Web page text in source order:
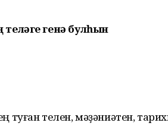
теләгегенә булһын
туған телен, мәҙәниәтен,